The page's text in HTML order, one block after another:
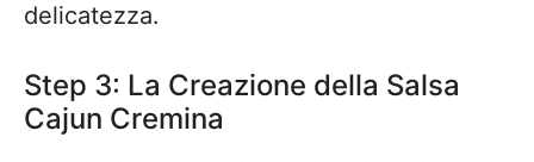
delicatezza.
Step 3: La Creazione della Salsa
Cajun Cremina